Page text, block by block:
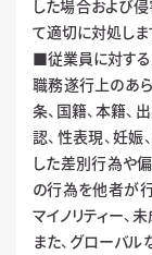
した場合および
て適切に対処しま
■従業員に対す
職務遂行上のあら
条、国籍、本籍、
認、性表現、妊娠
した差別行為や
の行為を他者が
マイノリティー、
また、グローバル